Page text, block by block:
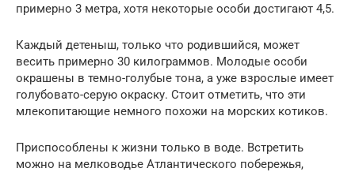
примерно 3 метра, хотя некоторые особи достигают 4,5.
Каждый детеныш, только что родившийся, может
весить примерно 30 килограммов. Молодые особи
окрашены в темно-голубые тона, а уже взрослые имеет
голубовато-серую окраску. Стоит отметить, что эти
млекопитающие немного похожи на морских котиков.
Приспособлены к жизни только в воде. Встретить
можно на мелководье Атлантического побережья,